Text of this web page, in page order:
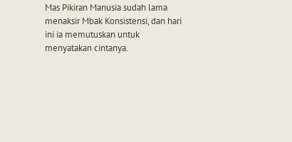
Mas Pikiran Manusia sudah lama
menaksir Mbak Konsistensi, dan hari
ini ia memutuskan untuk
menyatakan cintanya.